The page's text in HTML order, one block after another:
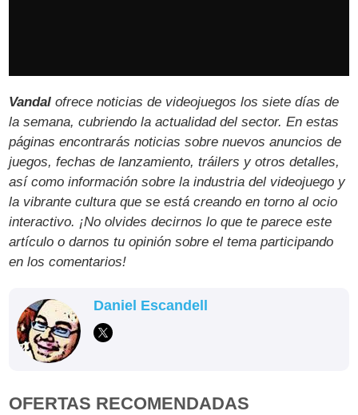
Vandal ofrece noticias de videojuegos los siete días de
la semana, cubriendo la actualidad del sector. En estas
páginas encontrarás noticias sobre nuevos anuncios de
juegos, fechas de lanzamiento, tráilers y otros detalles,
así como información sobre la industria del videojuego y
la vibrante cultura que se está creando en torno al ocio
interactivo. ¡No olvides decirnos lo que te parece este
artículo o darnos tu opinión sobre el tema participando
en los comentarios!
Daniel Escandell
OFERTAS RECOMENDADAS